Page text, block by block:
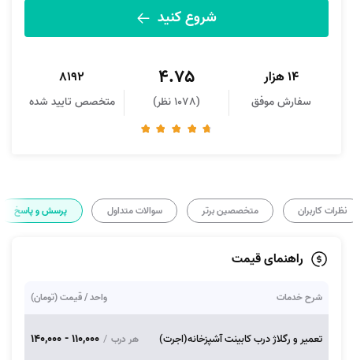
شروع کنید
14 هزار
سفارش موفق
4.75
(1078 نظر)
8192
متخصص تایید شده
نظرات کاربران متخصصین برتر سوالات متداول پرسش و پاسخ
راهنمای قیمت
شرح خدمات واحد / قیمت (تومان)
تعمیر و رگلاژ درب کابینت آشپزخانه(اجرت) هر درب /
110,000 - 140,000